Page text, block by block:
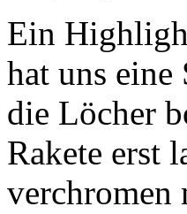
Ein
hat uns
die Löcher
Rakete erst
verchromen